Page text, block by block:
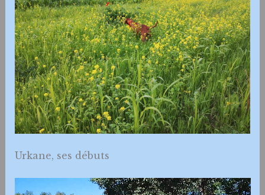
Urkane, ses débuts